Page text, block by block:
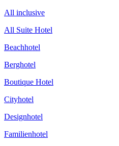
All inclusive
All Suite Hotel
Beachhotel
Berghotel
Boutique Hotel
Cityhotel
Designhotel
Familienhotel